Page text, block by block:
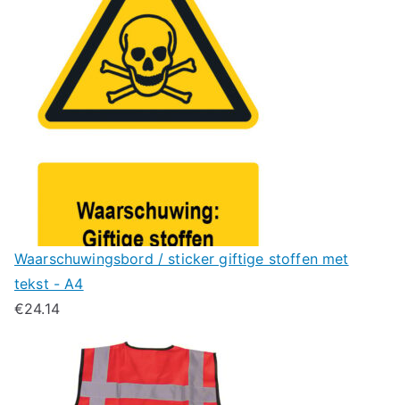
Waarschuwingsbord / sticker giftige stoffen met
tekst - A4
€24.14